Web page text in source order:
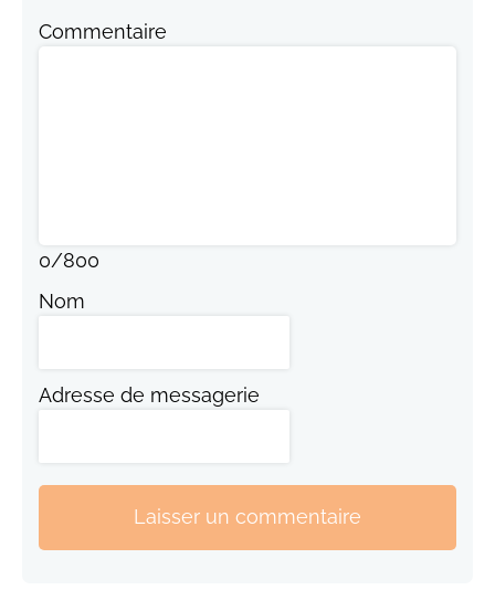
Commentaire
0/800
Nom
Adresse de messagerie
Laisser un commentaire